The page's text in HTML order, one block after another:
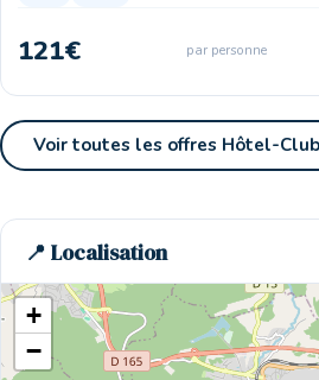
121€ par personne
Voir toutes les offres Hôtel-
📍 Localisation
+
−